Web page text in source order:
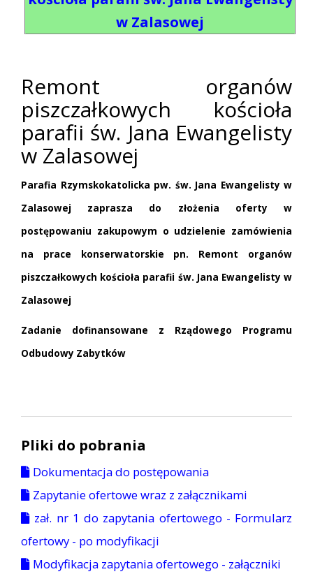
w Zalasowej
Remont organów
piszczałkowych kościoła
parafii św. Jana Ewangelisty
w Zalasowej
Parafia Rzymskokatolicka pw. św. Jana Ewangelisty w
Zalasowej zaprasza do złożenia oferty w
postępowaniu zakupowym o udzielenie zamówienia
na prace konserwatorskie pn. Remont organów
piszczałkowych kościoła parafii św. Jana Ewangelisty w
Zalasowej
Zadanie dofinansowane z Rządowego Programu
Odbudowy Zabytków
Pliki do pobrania
Dokumentacja do postępowania
Zapytanie ofertowe wraz z załącznikami
zał. nr 1 do zapytania ofertowego - Formularz
ofertowy - po modyfikacji
Modyfikacja zapytania ofertowego - załączniki